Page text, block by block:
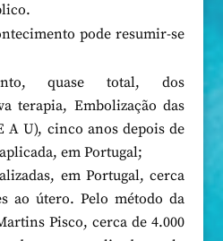
pode resumir-se
quase total, dos
terapia, Embolização das
A U), cinco anos depois de
em Portugal;
em Portugal, cerca
ao útero. Pelo método da
Pisco, cerca de 4.000